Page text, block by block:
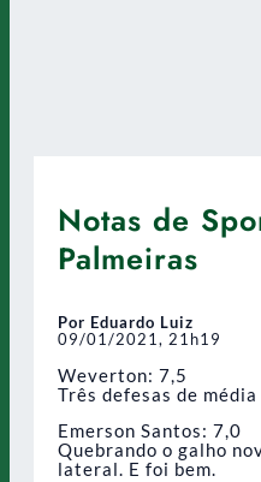
Notas de
Palmeiras
Por Eduardo Luiz
09/01/2021, 21h19
Weverton: 7,5
Três defesas de
Emerson Santos: 7,0
Quebrando o galho
lateral. E foi bem.